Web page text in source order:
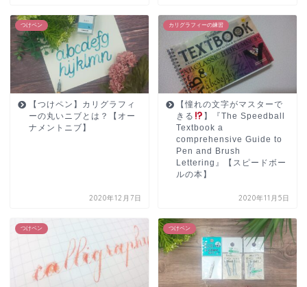
つけペン
【つけペン】カリグラフィ
ーの丸いニブとは？【オー
ナメントニブ】
2020年12月7日
カリグラフィーの練習
【憧れの文字がマスターで
きる
】『The Speedball
Textbook a
comprehensive Guide to
Pen and Brush
Lettering』【スピードボー
ルの本】
2020年11月5日
つけペン つけペン